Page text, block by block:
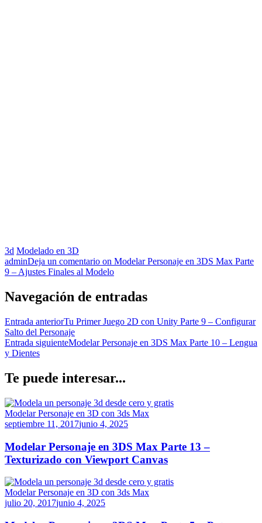
3d Modelado en 3D
adminDeja un comentario on Modelar Personaje en 3DS Max Parte
9 – Ajustes Finales al Modelo
Navegación de entradas
Entrada anteriorTu Primer Juego 2D con Unity Parte 9 – Configurar
Salto del Personaje
Entrada siguienteModelar Personaje en 3DS Max Parte 10 – Lengua
y Dientes
Te puede interesar...
Modelar Personaje en 3D con 3ds Max
septiembre 11, 2017junio 4, 2025
Modelar Personaje en 3DS Max Parte 13 –
Texturizado con Viewport Canvas
Modelar Personaje en 3D con 3ds Max
julio 20, 2017junio 4, 2025